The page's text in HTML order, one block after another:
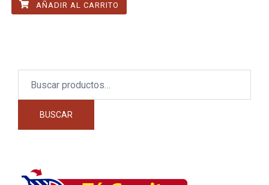
AÑADIR AL CARRITO
BUSCAR